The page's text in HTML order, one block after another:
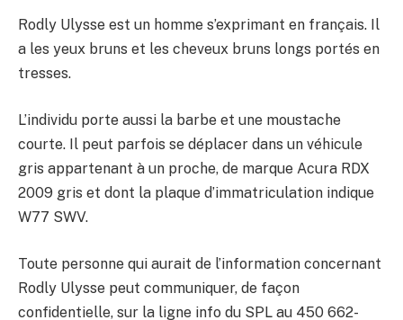
Rodly Ulysse est un homme s’exprimant en français. Il
a les yeux bruns et les cheveux bruns longs portés en
tresses.
L’individu porte aussi la barbe et une moustache
courte. Il peut parfois se déplacer dans un véhicule
gris appartenant à un proche, de marque Acura RDX
2009 gris et dont la plaque d’immatriculation indique
W77 SWV.
Toute personne qui aurait de l’information concernant
Rodly Ulysse peut communiquer, de façon
confidentielle, sur la ligne info du SPL au 450 662-